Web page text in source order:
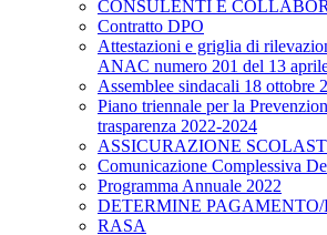
CONSULENTI E
Contratto DPO
Attestazioni e griglia di
ANAC numero 201 del 13
Assemblee sindacali 18 ottobre
Piano triennale per la
trasparenza 2022-2024
ASSICURAZIONE
Comunicazione Complessiva
Programma Annuale 2022
DETERMINE
RASA